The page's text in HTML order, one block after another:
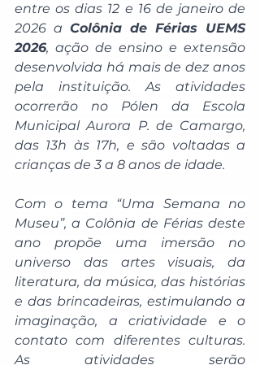
entre os dias 12 e 16 de janeiro de
2026 a Colônia de Férias UEMS
2026, ação de ensino e extensão
desenvolvida há mais de dez anos
pela instituição. As atividades
ocorrerão no Pólen da Escola
Municipal Aurora P. de Camargo,
das 13h às 17h, e são voltadas a
crianças de 3 a 8 anos de idade.
Com o tema “Uma Semana no
Museu”, a Colônia de Férias deste
ano propõe uma imersão no
universo das artes visuais, da
literatura, da música, das histórias
e das brincadeiras, estimulando a
imaginação, a criatividade e o
contato com diferentes culturas.
As atividades serão